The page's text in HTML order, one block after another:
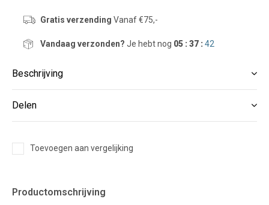
Gratis verzending Vanaf €75,-
Vandaag verzonden? Je hebt nog 05 : 37 :42
Beschrijving
Delen
Toevoegen aan vergelijking
Productomschrijving